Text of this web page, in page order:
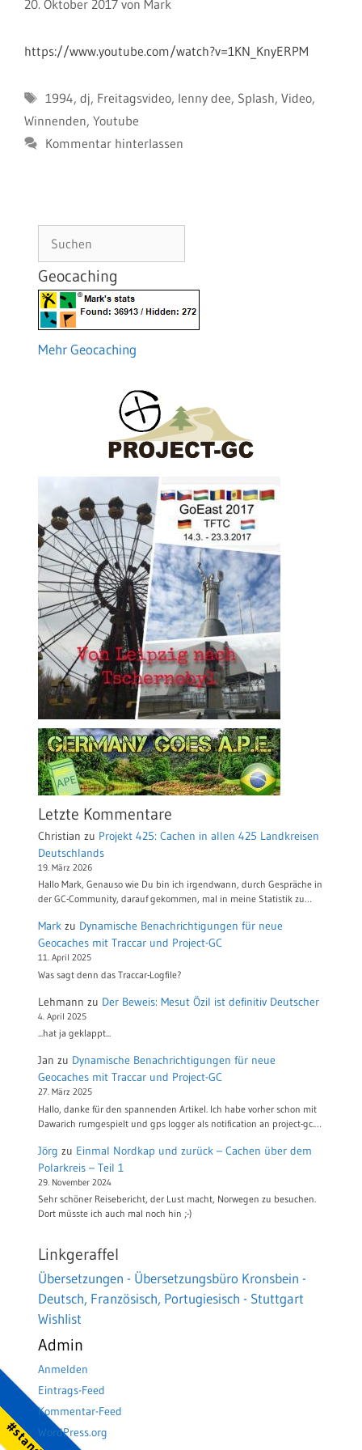
20. Oktober 2017 von Mark
https://www.youtube.com/watch?v=1KN_KnyERPM
Schlagwörter
1994, dj, Freitagsvideo, lenny dee, Splash, Video,
Winnenden, Youtube
Kommentar hinterlassen
Geocaching
Mehr Geocaching
Letzte Kommentare
Christian zu Projekt 425: Cachen in allen 425 Landkreisen
Deutschlands
19. März 2026
Hallo Mark, Genauso wie Du bin ich irgendwann, durch Gespräche in
der GC-Community, darauf gekommen, mal in meine Statistik zu…
Mark zu Dynamische Benachrichtigungen für neue
Geocaches mit Traccar und Project-GC
11. April 2025
Was sagt denn das Traccar-Logfile?
Lehmann zu Der Beweis: Mesut Özil ist definitiv Deutscher
4. April 2025
...hat ja geklappt...
Jan zu Dynamische Benachrichtigungen für neue
Geocaches mit Traccar und Project-GC
27. März 2025
Hallo, danke für den spannenden Artikel. Ich habe vorher schon mit
Dawarich rumgespielt und gps logger als notification an project-gc.…
Jörg zu Einmal Nordkap und zurück – Cachen über dem
Polarkreis – Teil 1
29. November 2024
Sehr schöner Reisebericht, der Lust macht, Norwegen zu besuchen.
Dort müsste ich auch mal noch hin ;-)
Linkgeraffel
Übersetzungen - Übersetzungsbüro Kronsbein -
Deutsch, Französisch, Portugiesisch - Stuttgart
Wishlist
Admin
Anmelden
Eintrags-Feed
Kommentar-Feed
WordPress.org